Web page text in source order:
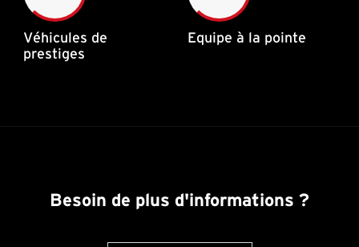
Véhicules de
prestiges
Equipe à la pointe
Besoin de plus d'informations ?